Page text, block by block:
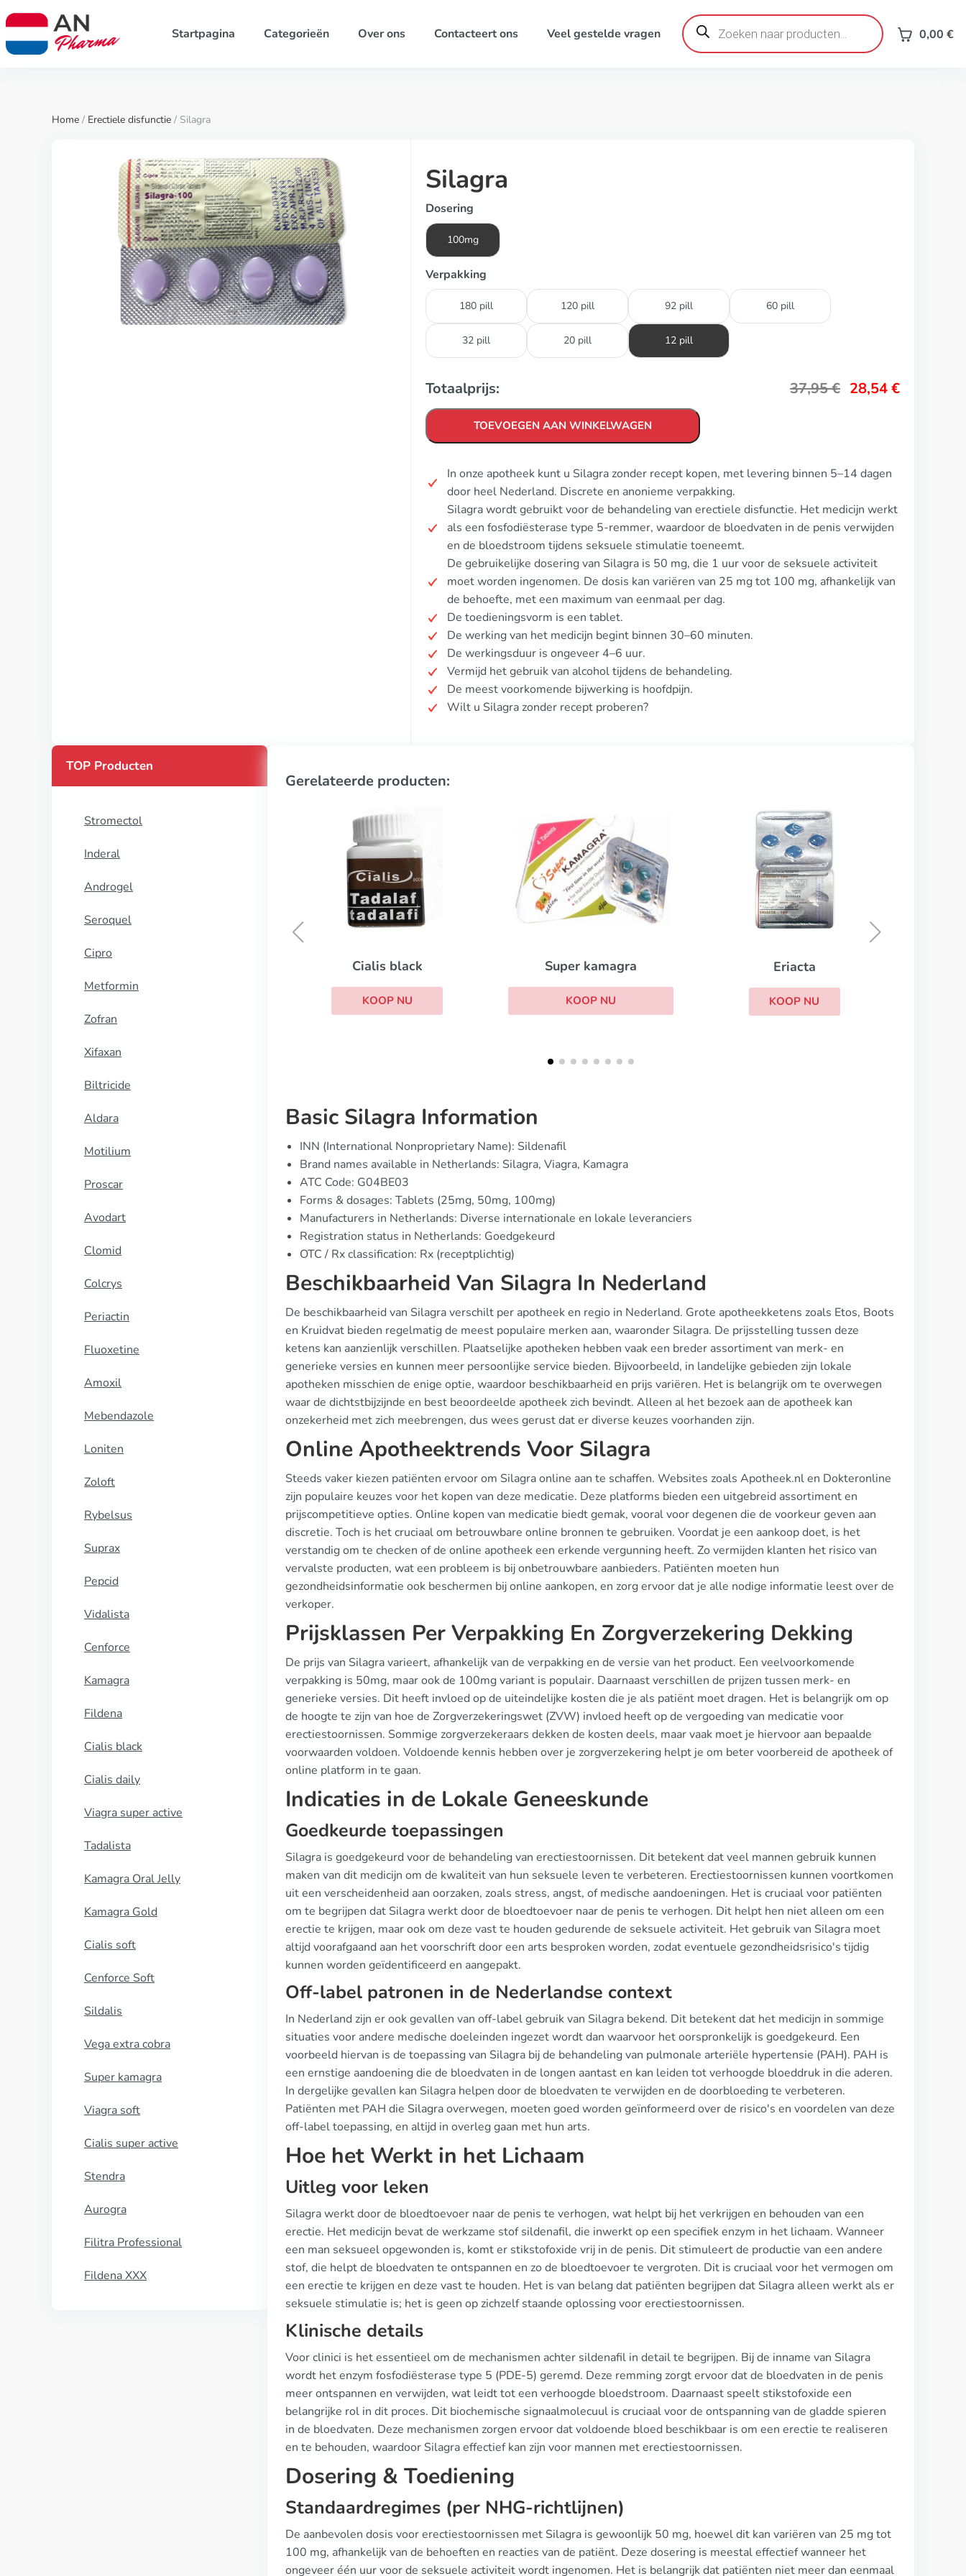
Startpagina Categorieën Over ons Contacteert ons Veel gestelde vragen
Producten
zoeken 0,00 €
Home / Erectiele disfunctie / Silagra
Silagra
Dosering
100mg
Verpakking
180 pill 120 pill 92 pill 60 pill
32 pill 20 pill 12 pill
Totaalprijs: 37,95€ 28,54€
TOEVOEGEN AAN WINKELWAGEN
In onze apotheek kunt u Silagra zonder recept kopen, met levering binnen 5–14 dagen
door heel Nederland. Discrete en anonieme verpakking.
Silagra wordt gebruikt voor de behandeling van erectiele disfunctie. Het medicijn werkt
als een fosfodiësterase type 5-remmer, waardoor de bloedvaten in de penis verwijden
en de bloedstroom tijdens seksuele stimulatie toeneemt.
De gebruikelijke dosering van Silagra is 50 mg, die 1 uur voor de seksuele activiteit
moet worden ingenomen. De dosis kan variëren van 25 mg tot 100 mg, afhankelijk van
de behoefte, met een maximum van eenmaal per dag.
De toedieningsvorm is een tablet.
De werking van het medicijn begint binnen 30–60 minuten.
De werkingsduur is ongeveer 4–6 uur.
Vermijd het gebruik van alcohol tijdens de behandeling.
De meest voorkomende bijwerking is hoofdpijn.
Wilt u Silagra zonder recept proberen?
TOP Producten
Stromectol
Inderal
Androgel
Seroquel
Cipro
Metformin
Zofran
Xifaxan
Biltricide
Aldara
Motilium
Proscar
Avodart
Clomid
Colcrys
Periactin
Fluoxetine
Amoxil
Mebendazole
Loniten
Zoloft
Rybelsus
Suprax
Pepcid
Vidalista
Cenforce
Kamagra
Fildena
Cialis black
Cialis daily
Viagra super active
Tadalista
Kamagra Oral Jelly
Kamagra Gold
Cialis soft
Cenforce Soft
Sildalis
Vega extra cobra
Super kamagra
Viagra soft
Cialis super active
Stendra
Aurogra
Filitra Professional
Fildena XXX
Gerelateerde producten:
Super kamagra
KOOP NU
Eriacta
KOOP NU
Zenegra
Basic Silagra Information
INN (International Nonproprietary Name): Sildenafil
Brand names available in Netherlands: Silagra, Viagra, Kamagra
ATC Code: G04BE03
Forms & dosages: Tablets (25mg, 50mg, 100mg)
Manufacturers in Netherlands: Diverse internationale en lokale leveranciers
Registration status in Netherlands: Goedgekeurd
OTC / Rx classification: Rx (receptplichtig)
Beschikbaarheid Van Silagra In Nederland
De beschikbaarheid van Silagra verschilt per apotheek en regio in Nederland. Grote apotheekketens zoals Etos, Boots
en Kruidvat bieden regelmatig de meest populaire merken aan, waaronder Silagra. De prijsstelling tussen deze
ketens kan aanzienlijk verschillen. Plaatselijke apotheken hebben vaak een breder assortiment van merk- en
generieke versies en kunnen meer persoonlijke service bieden. Bijvoorbeeld, in landelijke gebieden zijn lokale
apotheken misschien de enige optie, waardoor beschikbaarheid en prijs variëren. Het is belangrijk om te overwegen
waar de dichtstbijzijnde en best beoordeelde apotheek zich bevindt. Alleen al het bezoek aan de apotheek kan
onzekerheid met zich meebrengen, dus wees gerust dat er diverse keuzes voorhanden zijn.
Online Apotheektrends Voor Silagra
Steeds vaker kiezen patiënten ervoor om Silagra online aan te schaffen. Websites zoals Apotheek.nl en Dokteronline
zijn populaire keuzes voor het kopen van deze medicatie. Deze platforms bieden een uitgebreid assortiment en
prijscompetitieve opties. Online kopen van medicatie biedt gemak, vooral voor degenen die de voorkeur geven aan
discretie. Toch is het cruciaal om betrouwbare online bronnen te gebruiken. Voordat je een aankoop doet, is het
verstandig om te checken of de online apotheek een erkende vergunning heeft. Zo vermijden klanten het risico van
vervalste producten, wat een probleem is bij onbetrouwbare aanbieders. Patiënten moeten hun
gezondheidsinformatie ook beschermen bij online aankopen, en zorg ervoor dat je alle nodige informatie leest over de
verkoper.
Prijsklassen Per Verpakking En Zorgverzekering Dekking
De prijs van Silagra varieert, afhankelijk van de verpakking en de versie van het product. Een veelvoorkomende
verpakking is 50mg, maar ook de 100mg variant is populair. Daarnaast verschillen de prijzen tussen merk- en
generieke versies. Dit heeft invloed op de uiteindelijke kosten die je als patiënt moet dragen. Het is belangrijk om op
de hoogte te zijn van hoe de Zorgverzekeringswet (ZVW) invloed heeft op de vergoeding van medicatie voor
erectiestoornissen. Sommige zorgverzekeraars dekken de kosten deels, maar vaak moet je hiervoor aan bepaalde
voorwaarden voldoen. Voldoende kennis hebben over je zorgverzekering helpt je om beter voorbereid de apotheek of
online platform in te gaan.
Indicaties in de Lokale Geneeskunde
Goedkeurde toepassingen
Silagra is goedgekeurd voor de behandeling van erectiestoornissen. Dit betekent dat veel mannen gebruik kunnen
maken van dit medicijn om de kwaliteit van hun seksuele leven te verbeteren. Erectiestoornissen kunnen voortkomen
uit een verscheidenheid aan oorzaken, zoals stress, angst, of medische aandoeningen. Het is cruciaal voor patiënten
om te begrijpen dat Silagra werkt door de bloedtoevoer naar de penis te verhogen. Dit helpt hen niet alleen om een
erectie te krijgen, maar ook om deze vast te houden gedurende de seksuele activiteit. Het gebruik van Silagra moet
altijd voorafgaand aan het voorschrift door een arts besproken worden, zodat eventuele gezondheidsrisico's tijdig
kunnen worden geïdentificeerd en aangepakt.
Off-label patronen in de Nederlandse context
In Nederland zijn er ook gevallen van off-label gebruik van Silagra bekend. Dit betekent dat het medicijn in sommige
situaties voor andere medische doeleinden ingezet wordt dan waarvoor het oorspronkelijk is goedgekeurd. Een
voorbeeld hiervan is de toepassing van Silagra bij de behandeling van pulmonale arteriële hypertensie (PAH). PAH is
een ernstige aandoening die de bloedvaten in de longen aantast en kan leiden tot verhoogde bloeddruk in die aderen.
In dergelijke gevallen kan Silagra helpen door de bloedvaten te verwijden en de doorbloeding te verbeteren.
Patiënten met PAH die Silagra overwegen, moeten goed worden geïnformeerd over de risico's en voordelen van deze
off-label toepassing, en altijd in overleg gaan met hun arts.
Hoe het Werkt in het Lichaam
Uitleg voor leken
Silagra werkt door de bloedtoevoer naar de penis te verhogen, wat helpt bij het verkrijgen en behouden van een
erectie. Het medicijn bevat de werkzame stof sildenafil, die inwerkt op een specifiek enzym in het lichaam. Wanneer
een man seksueel opgewonden is, komt er stikstofoxide vrij in de penis. Dit stimuleert de productie van een andere
stof, die helpt de bloedvaten te ontspannen en zo de bloedtoevoer te vergroten. Dit is cruciaal voor het vermogen om
een erectie te krijgen en deze vast te houden. Het is van belang dat patiënten begrijpen dat Silagra alleen werkt als er
seksuele stimulatie is; het is geen op zichzelf staande oplossing voor erectiestoornissen.
Klinische details
Voor clinici is het essentieel om de mechanismen achter sildenafil in detail te begrijpen. Bij de inname van Silagra
wordt het enzym fosfodiësterase type 5 (PDE-5) geremd. Deze remming zorgt ervoor dat de bloedvaten in de penis
meer ontspannen en verwijden, wat leidt tot een verhoogde bloedstroom. Daarnaast speelt stikstofoxide een
belangrijke rol in dit proces. Dit biochemische signaalmolecuul is cruciaal voor de ontspanning van de gladde spieren
in de bloedvaten. Deze mechanismen zorgen ervoor dat voldoende bloed beschikbaar is om een erectie te realiseren
en te behouden, waardoor Silagra effectief kan zijn voor mannen met erectiestoornissen.
Dosering & Toediening
Standaardregimes (per NHG-richtlijnen)
De aanbevolen dosis voor erectiestoornissen met Silagra is gewoonlijk 50 mg, hoewel dit kan variëren van 25 mg tot
100 mg, afhankelijk van de behoeften en reacties van de patiënt. Deze dosering is meestal effectief wanneer het
ongeveer één uur voor de seksuele activiteit wordt ingenomen. Het is belangrijk dat patiënten niet meer dan eenmaal